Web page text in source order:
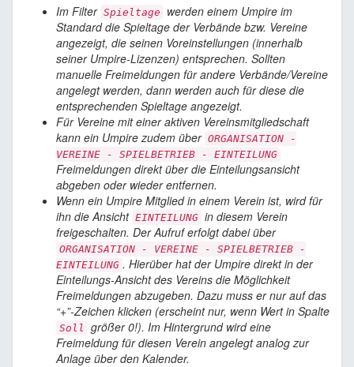
Im Filter Spieltage
werden einem Umpire im
Standard die Spieltage der Verbände bzw. Vereine
angezeigt, die seinen Voreinstellungen (innerhalb
seiner Umpire-Lizenzen) entsprechen. Sollten
manuelle Freimeldungen für andere Verbände/Vereine
angelegt werden, dann werden auch für diese die
entsprechenden Spieltage angezeigt.
Für Vereine mit einer aktiven Vereinsmitgliedschaft
kann ein Umpire zudem über ORGANISATION -
VEREINE - SPIELBETRIEB - EINTEILUNG
Freimeldungen direkt über die Einteilungsansicht
abgeben oder wieder entfernen.
Wenn ein Umpire Mitglied in einem Verein ist, wird für
ihn die Ansicht EINTEILUNG in diesem Verein
freigeschalten. Der Aufruf erfolgt dabei über
ORGANISATION - VEREINE - SPIELBETRIEB -
EINTEILUNG . Hierüber hat der Umpire direkt in der
Einteilungs-Ansicht des Vereins die Möglichkeit
Freimeldungen abzugeben. Dazu muss er nur auf das
“+”-Zeichen klicken (erscheint nur, wenn Wert in Spalte
Soll
größer 0!). Im Hintergrund wird eine
Freimeldung für diesen Verein angelegt analog zur
Anlage über den Kalender.